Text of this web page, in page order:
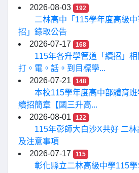
2026-08-03
192
二林高中「115學年度高級
招」錄取公告
2026-07-17
168
115年各升學管道「續招」
打。電。話。到目標學...
2026-07-21
148
本校115學年度高中部體育
續招簡章【國三升高...
2026-08-01
122
115年彰師大白沙X共好 二
及注意事項
2026-07-17
115
彰化縣立二林高級中學115